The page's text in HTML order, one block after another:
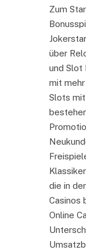
Zum
über
und Slot
mit mehr
Slots
die in
Casinos
Online